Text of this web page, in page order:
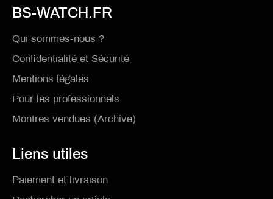
BS-WATCH.FR
Qui sommes-nous ?
Confidentialité et Sécurité
Mentions légales
Pour les professionnels
Montres vendues (Archive)
Liens utiles
Paiement et livraison